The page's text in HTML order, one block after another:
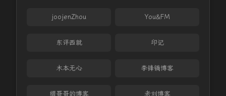
joojenZhou You&FM
东评西就 印记
木本无心 李锋镝博客
缙哥哥的博客 老刘博客